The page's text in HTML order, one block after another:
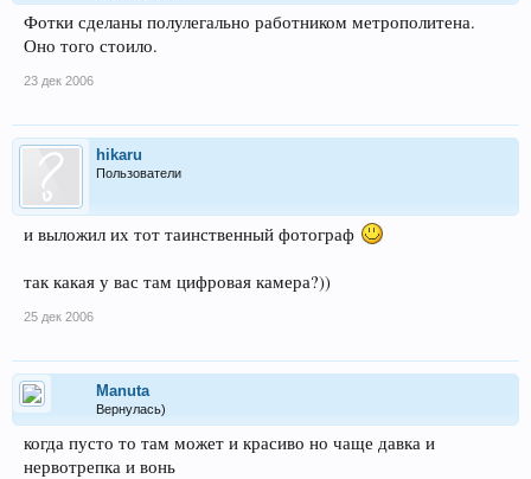
Фотки сделаны полулегально работником метрополитена.
Оно того стоило.
23 дек 2006
hikaru
Пользователи
и выложил их тот таинственный фотограф
так какая у вас там цифровая камера?))
25 дек 2006
Manuta
Вернулась)
когда пусто то там может и красиво но чаще давка и
нервотрепка и вонь